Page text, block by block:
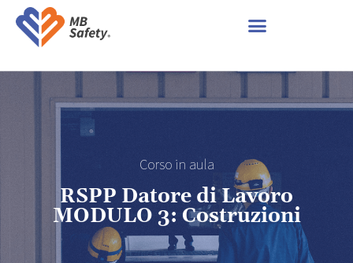
Corso in aula
RSPP Datore di Lavoro
MODULO 3: Costruzioni